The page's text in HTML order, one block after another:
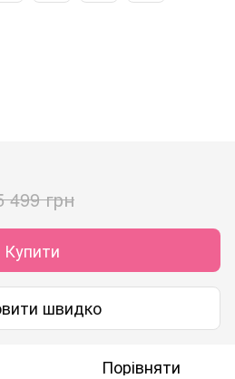
499 грн
Купити
швидко
Порівняти